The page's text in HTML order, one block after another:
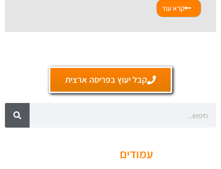
קרא עוד
קבל יעוץ בפריסה ארצית
עמודים